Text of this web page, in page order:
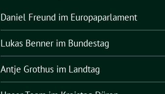
Daniel Freund im Europaparlament
Lukas Bennerim Bundestag
Antje Grothus im Landtag